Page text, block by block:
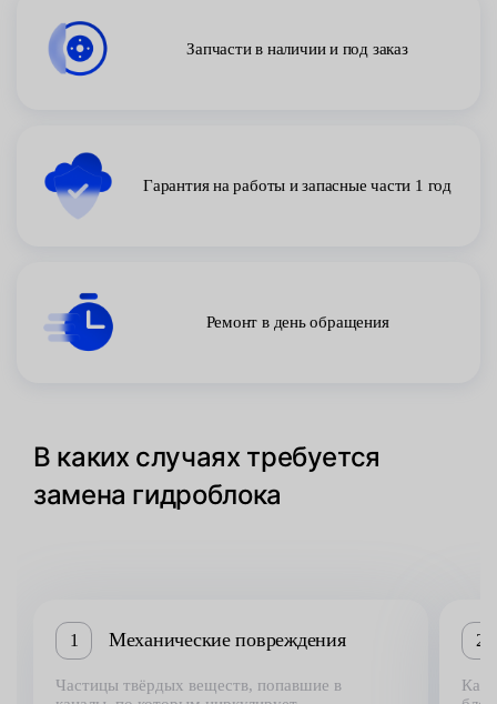
Запчасти в наличии и под заказ
Гарантия на работы и запасные части 1 год
Ремонт в день обращения
В каких случаях требуется
замена гидроблока
1 Механические повреждения
Частицы твёрдых веществ, попавшие в
2
Как